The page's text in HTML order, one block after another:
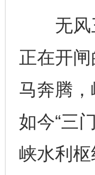
无风三
正在开
马奔腾
如今“三
峡水利